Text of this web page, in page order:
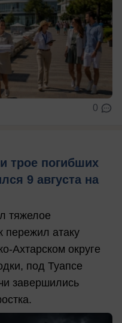
0
трое погибших
9 августа на
тяжелое
пережил атаку
Ахтарском округе
под Туапсе
завершились